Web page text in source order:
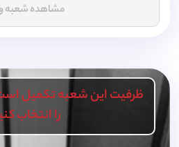
مشاهده شعبه و
ظرفیت این شعبه تکمیل
را انتخاب